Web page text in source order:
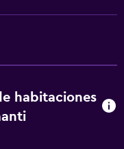
habitaciones